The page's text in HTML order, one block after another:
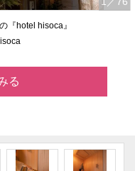
『hotel hisoca』
る